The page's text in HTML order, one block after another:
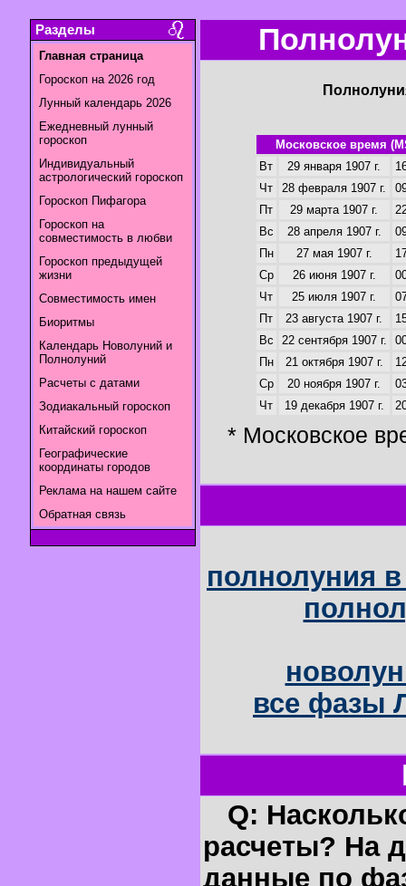
Разделы
Главная страница
Гороскоп на 2026 год
Лунный календарь 2026
Ежедневный лунный
гороскоп
Индивидуальный
астрологический гороскоп
Гороскоп Пифагора
Гороскоп на
совместимость в любви
Гороскоп предыдущей
жизни
Совместимость имен
Биоритмы
Календарь Новолуний и
Полнолуний
Расчеты с датами
Зодиакальный гороскоп
Китайский гороскоп
Географические
координаты городов
Реклама на нашем сайте
Обратная связь
Московское время
Вт
29 января 1907 г.
Чт
28 февраля 1907 г.
Пт
29 марта 1907 г.
Вс
28 апреля 1907 г.
Пн
27 мая 1907 г.
Ср
26 июня 1907 г.
Чт
25 июля 1907 г.
Пт
23 августа 1907 г.
Вс
22 сентября 1907 г.
Пн
21 октября 1907 г.
Ср
20 ноября 1907 г.
Чт
19 декабря 1907 г.
* Московское
полнолуния в
все фазы
Q:
расчеты? На
данные по